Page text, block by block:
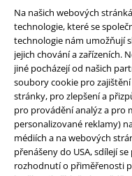
Na našich webových
technologie, které se
technologie nám umožňují
jejich chování a zařízeních.
jiné pocházejí od našich
soubory cookie pro
stránky, pro zlepšení a
pro provádění analýz a pro
personalizované reklamy)
médiích a na webových
přenášeny do USA, sdílejí
rozhodnutí o přiměřenosti
Stáhněte si novou EMP
A Warner